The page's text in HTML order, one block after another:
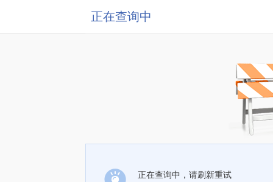
正在查询中
正在查询中，请刷新重试